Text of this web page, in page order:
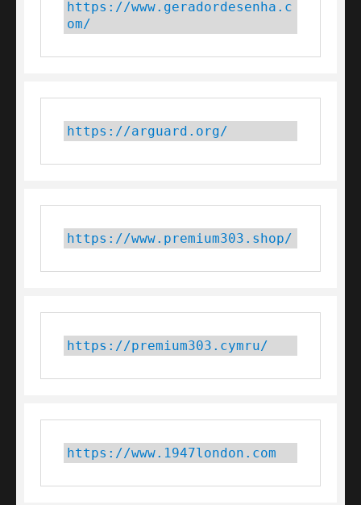
https://www.geradordesenha.c
om/
https://arguard.org/
https://www.premium303.shop/
https://premium303.cymru/
https://www.1947london.com